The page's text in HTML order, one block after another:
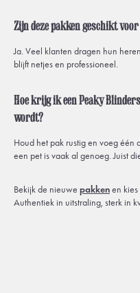
Zijn deze pakken geschikt
Ja. Veel klanten dragen hun
blijft netjes en professioneel.
Hoe krijg ik een Peaky
wordt?
Houd het pak rustig en voeg één
een pet is vaak al genoeg. Juist
Bekijk de nieuwe pakkenen
Authentiek in uitstraling, sterk in